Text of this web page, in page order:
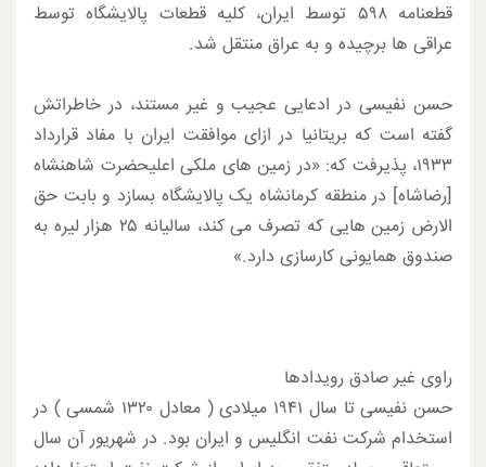
قطعنامه ۵۹۸ توسط ایران، کلیه قطعات پالایشگاه توسط
عراقی ها برچیده و به عراق منتقل شد.
حسن نفیسی در ادعایی عجیب و غیر مستند، در خاطراتش
گفته است که بریتانیا در ازای موافقت ایران با مفاد قرارداد
۱۹۳۳، پذیرفت که: «در زمین های ملکی اعلیحضرت شاهنشاه
[رضاشاه] در منطقه کرمانشاه یک پالایشگاه بسازد و بابت حق
الارض زمین هایی که تصرف می کند، سالیانه ۲۵ هزار لیره به
صندوق همایونی کارسازی دارد.»
راوی غیر صادق رویدادها
حسن نفیسی تا سال ۱۹۴۱ میلادی ( معادل ۱۳۲۰ شمسی ) در
استخدام شرکت نفت انگلیس و ایران بود. در شهریور آن سال